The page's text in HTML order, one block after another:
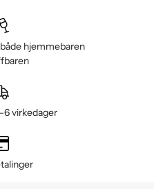
hjemmebaren
virkedager